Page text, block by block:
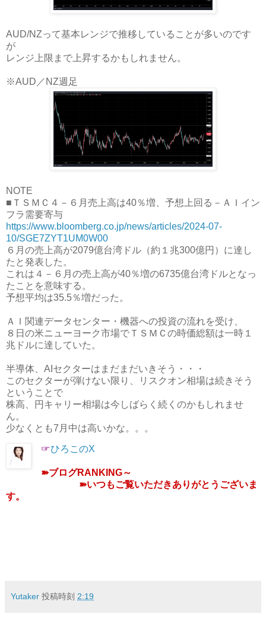
AUD/NZって基本レンジで推移していることが多いのです
が
レンジ上限まで上昇するかもしれません。
※AUD／NZ週足
NOTE
■ＴＳＭＣ４－６月売上高は40％増、予想上回る－ＡＩイン
フラ需要寄与
https://www.bloomberg.co.jp/news/articles/2024-07-
10/SGE7ZYT1UM0W00
６月の売上高が2079億台湾ドル（約１兆300億円）に達し
たと発表した。
これは４－６月の売上高が40％増の6735億台湾ドルとなっ
たことを意味する。
予想平均は35.5％増だった。
ＡＩ関連データセンター・機器への投資の流れを受け、
８日の米ニューヨーク市場でＴＳＭＣの時価総額は一時１
兆ドルに達していた。
半導体、AIセクターはまだまだいきそう・・・
このセクターが弾けない限り、リスクオン相場は続きそう
ということで
株高、円キャリー相場は今しばらく続くのかもしれませ
ん。
少なくとも7月中は高いかな。。。
☞ひろこのX
➽ブログRANKING～
➽いつもご覧いただきありがとうございま
す。
Yutaker 投稿時刻 2:19